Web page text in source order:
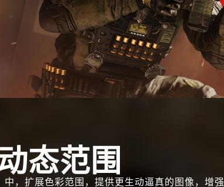
态范围
中，扩展色彩范围，提供更生动逼真的图像，增强